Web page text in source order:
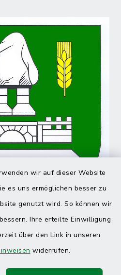
wir auf dieser Website
es uns ermöglichen besser zu
genutzt wird. So können wir
Ihre erteilte Einwilligung
über den Link in unseren
widerrufen.